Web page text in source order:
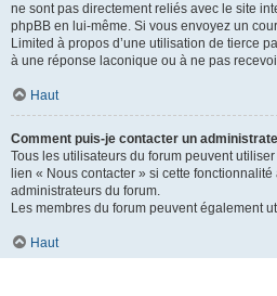
ne sont pas directement reliés avec le site
phpBB en lui-même. Si vous envoyez un
Limited à propos d’une utilisation de tierce
à une réponse laconique ou à ne pas
Haut
Comment puis-je contacter un
Tous les utilisateurs du forum peuvent
lien « Nous contacter » si cette
administrateurs du forum.
Les membres du forum peuvent également
Haut